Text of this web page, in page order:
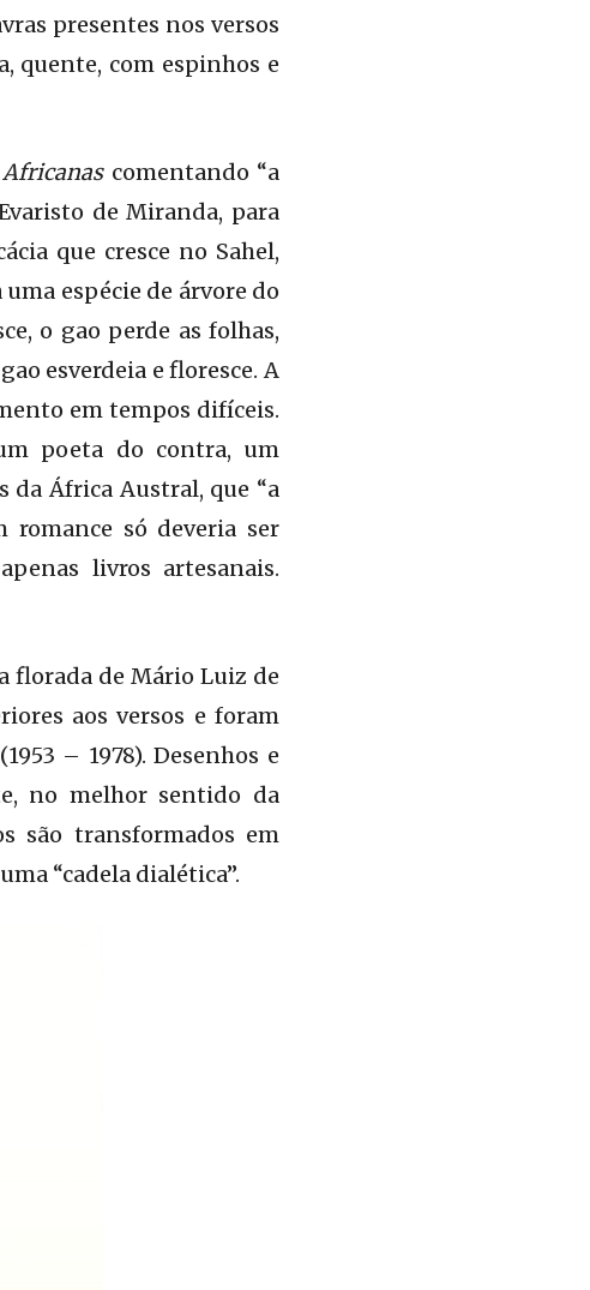
presentes nos versos
quente, com espinhos e
comentando “a
de Miranda, para
que cresce no Sahel,
espécie de árvore do
o gao perde as folhas,
esverdeia e floresce. A
em tempos difíceis.
poeta do contra, um
da África Austral, que “a
romance só deveria ser
livros artesanais.
florada de Mário Luiz de
aos versos e foram
– 1978). Desenhos e
no melhor sentido da
são transformados em
“cadela dialética”.